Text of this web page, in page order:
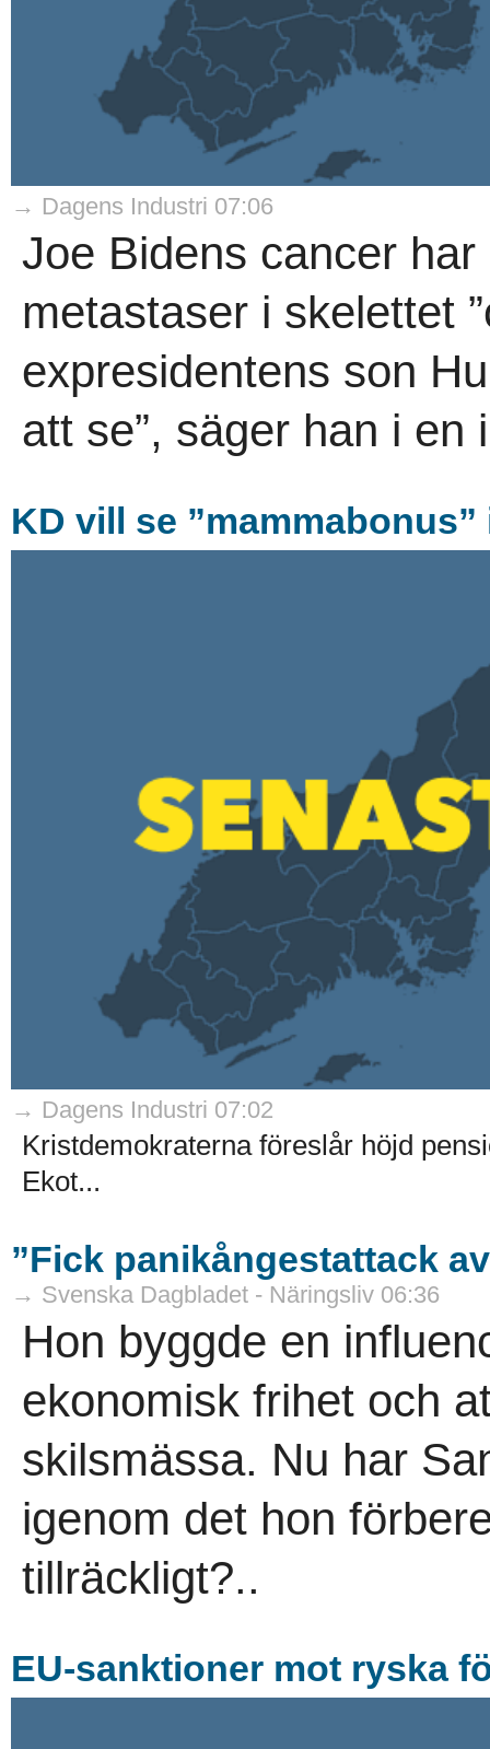
→ Dagens Industri 07:06
Joe Bidens cancer
metastaser i skelettet
expresidentens son
att se”, säger han i en
KD vill se
→ Dagens Industri 07:02
Kristdemokraterna föreslår höjd
Ekot...
”Fick panikångestattack
→ Svenska Dagbladet - Näringsliv 06:36
Hon byggde en
ekonomisk frihet och
skilsmässa. Nu har
igenom det hon
tillräckligt?..
EU-sanktioner mot ryska